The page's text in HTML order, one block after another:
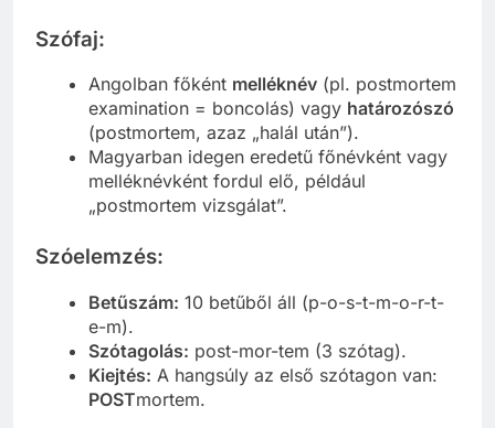
Szófaj:
Angolban főként melléknév (pl. postmortem
examination = boncolás) vagy határozószó
(postmortem, azaz „halál után”).
Magyarban idegen eredetű főnévként vagy
melléknévként fordul elő, például
„postmortem vizsgálat”.
Szóelemzés:
Betűszám: 10 betűből áll (p-o-s-t-m-o-r-t-
e-m).
Szótagolás: post-mor-tem (3 szótag).
Kiejtés: A hangsúly az első szótagon van:
POSTmortem.